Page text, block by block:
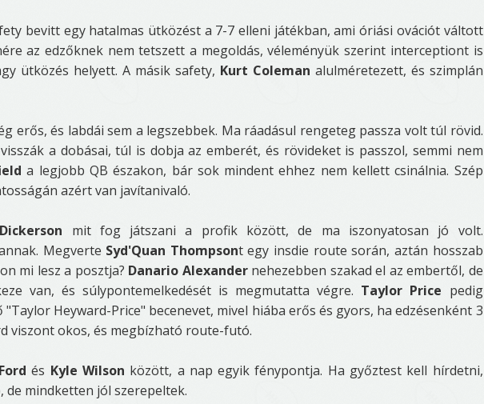
bevitt egy hatalmas ütközést a 7-7 elleni játékban, ami óriási ovációt váltott
az edzőknek nem tetszett a megoldás, véleményük szerint interceptiont is
ütközés helyett. A másik safety, Kurt Coleman alulméretezett, és szimplán
erős, és labdái sem a legszebbek. Ma ráadásul rengeteg passza volt túl rövid.
visszák a dobásai, túl is dobja az emberét, és rövideket is passzol, semmi nem
a legjobb QB északon, bár sok mindent ehhez nem kellett csinálnia. Szép
azért van javítanivaló.
mit fog játszani a profik között, de ma iszonyatosan jó volt.
Megverte Syd'Quan Thompsont egy insdie route során, aztán hosszab
mi lesz a posztja? Danario Alexander nehezebben szakad el az embertől, de
van, és súlypontemelkedését is megmutatta végre. Taylor Price pedig
Heyward-Price" becenevet, mivel hiába erős és gyors, ha edzésenként 3
viszont okos, és megbízható route-futó.
és Kyle Wilson között, a nap egyik fénypontja. Ha győztest kell hírdetni,
mindketten jól szerepeltek.